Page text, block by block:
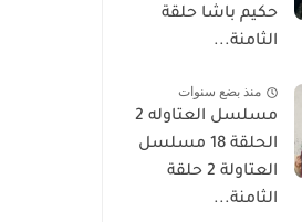
حكيم باشا حلقة
الثامنة...
منذ بضع سنوات
مسلسل العتاوله 2
الحلقة 18 مسلسل
العتاولة 2 حلقة
الثامنة...